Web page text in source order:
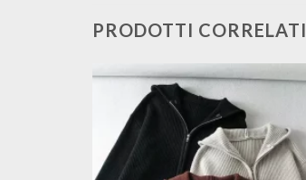
PRODOTTI CORRELATI